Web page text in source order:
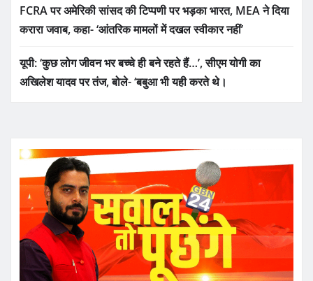
FCRA पर अमेरिकी सांसद की टिप्पणी पर भड़का भारत, MEA ने दिया
करारा जवाब, कहा- ‘आंतरिक मामलों में दखल स्वीकार नहीं’
यूपी: ‘कुछ लोग जीवन भर बच्चे ही बने रहते हैं…’, सीएम योगी का
अखिलेश यादव पर तंज, बोले- ‘बबुआ भी यही करते थे।